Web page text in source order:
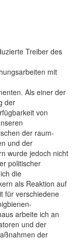
Treiber des
mit
Als einer der
der
von
der raum-
und der
wurde jedoch nicht
politischer
die
als Reaktion auf
für verschiedene
arbeite ich an
und der
der